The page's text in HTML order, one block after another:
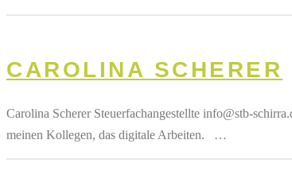
CAROLINA SCHERER
Carolina Scherer Steuerfachangestellte info@stb-
meinen Kollegen, das digitale Arbeiten. …